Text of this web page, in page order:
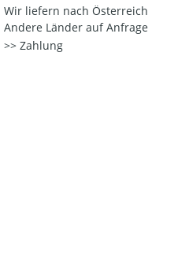
Wir liefern nach Österreich
Andere Länder auf Anfrage
Zahlung